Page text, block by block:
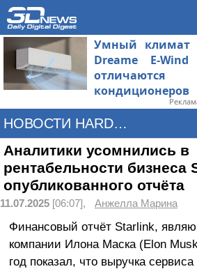
Умный климат
Dreame E-
кондиционеров
НОВОСТИ HARDWARE
Аналитики усомнились в
рентабельности бизнеса
опубликованного отчёта
11.07.2025 [06:07], Анжелла Марина
Финансовый отчёт Starlink,
компании Илона Маска (Elon
год показал, что выручка сервиса